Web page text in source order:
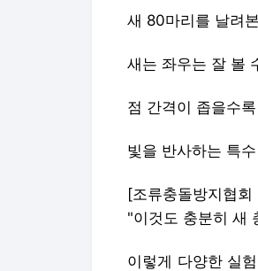
새 80마리를 날려
새는 좌우는 잘 볼
점 간격이 좁을수
빛을 반사하는 특
[조류충돌방지협회
"이것도 충분히 새
이렇게 다양한 실